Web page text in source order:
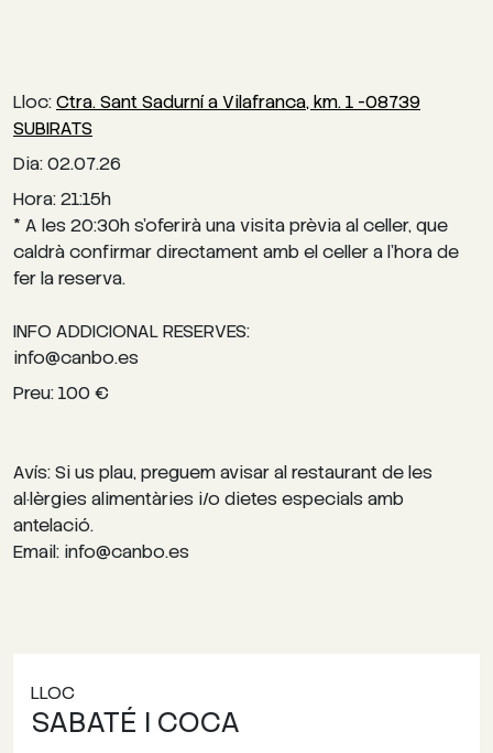
Lloc:Ctra. Sant Sadurní a Vilafranca, km. 1 -08739
SUBIRATS
Dia: 02.07.26
Hora: 21:15h
* A les 20:30h s’oferirà una visita prèvia al celler, que
caldrà confirmar directament amb el celler a l’hora de
fer la reserva.
INFO ADDICIONAL RESERVES:
info@canbo.es
Preu: 100 €
Avís: Si us plau, preguem avisar al restaurant de les
al·lèrgies alimentàries i/o dietes especials amb
antelació.
Email: info@canbo.es
LLOC
SABATÉ I COCA